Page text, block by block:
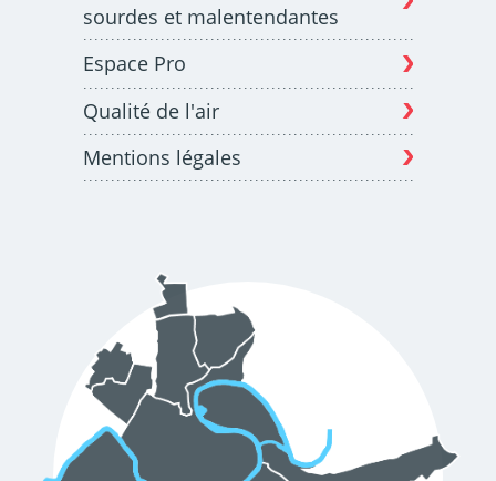
sourdes et malentendantes
Espace Pro
Qualité de l'air
Mentions légales